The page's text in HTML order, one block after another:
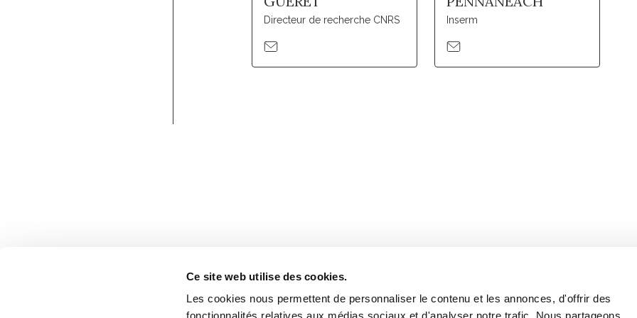
Ce site web utilise des cookies.
Les cookies nous permettent de personnaliser le contenu et les annonces, d'offrir des
Directeur de recherche CNRS Inserm